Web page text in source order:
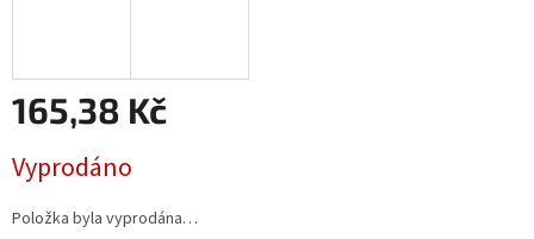
165,38 Kč
cena:
Vyprodáno
Položka byla vyprodána…